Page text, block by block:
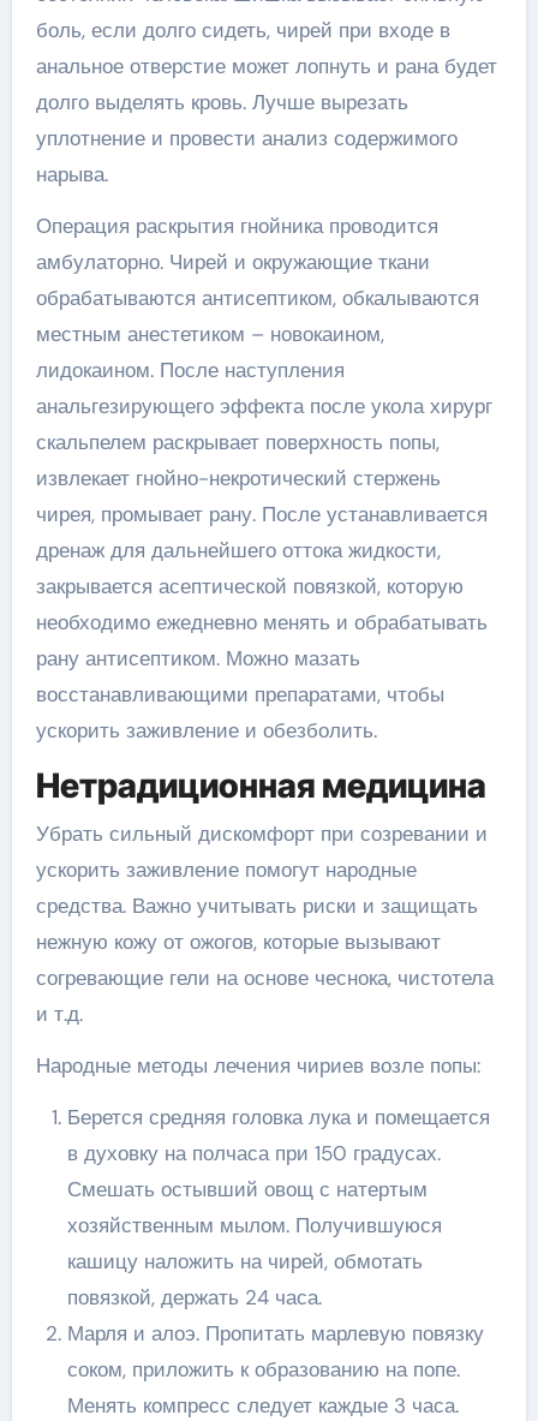
боль, если долго сидеть, чирей при входе в
анальное отверстие может лопнуть и рана будет
долго выделять кровь. Лучше вырезать
уплотнение и провести анализ содержимого
нарыва.
Операция раскрытия гнойника проводится
амбулаторно. Чирей и окружающие ткани
обрабатываются антисептиком, обкалываются
местным анестетиком – новокаином,
лидокаином. После наступления
анальгезирующего эффекта после укола хирург
скальпелем раскрывает поверхность попы,
извлекает гнойно-некротический стержень
чирея, промывает рану. После устанавливается
дренаж для дальнейшего оттока жидкости,
закрывается асептической повязкой, которую
необходимо ежедневно менять и обрабатывать
рану антисептиком. Можно мазать
восстанавливающими препаратами, чтобы
ускорить заживление и обезболить.
Нетрадиционная медицина
Убрать сильный дискомфорт при созревании и
ускорить заживление помогут народные
средства. Важно учитывать риски и защищать
нежную кожу от ожогов, которые вызывают
согревающие гели на основе чеснока, чистотела
и т.д.
Народные методы лечения чириев возле попы:
Берется средняя головка лука и помещается
в духовку на полчаса при 150 градусах.
Смешать остывший овощ с натертым
хозяйственным мылом. Получившуюся
кашицу наложить на чирей, обмотать
повязкой, держать 24 часа.
Марля и алоэ. Пропитать марлевую повязку
соком, приложить к образованию на попе.
Менять компресс следует каждые 3 часа.